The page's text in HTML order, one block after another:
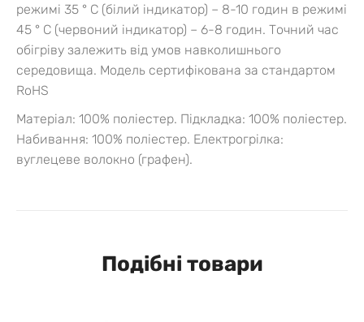
режимі 35 ° С (білий індикатор) – 8-10 годин в режимі
45 ° С (червоний індикатор) – 6-8 годин. Точний час
обігріву залежить від умов навколишнього
середовища. Модель сертифікована за стандартом
RoHS
Матеріал: 100% поліестер. Підкладка: 100% поліестер.
Набивання: 100% поліестер. Електрогрілка:
вуглецеве волокно (графен).
Подібні товари